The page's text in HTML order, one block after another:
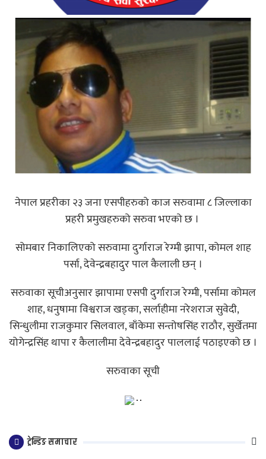
नेपाल प्रहरीका २३ जना एसपीहरुको काज सरुवामा ८ जिल्लाका
प्रहरी प्रमुखहरुको सरुवा भएको छ ।
सोमबार निकालिएको सरुवामा दुर्गाराज रेग्मी झापा, कोमल शाह
पर्सा, देवेन्द्रबहादुर पाल कैलाली छन् ।
सरुवाका सूचीअनुसार झापामा एसपी दुर्गाराज रेग्मी, पर्सामा कोमल
शाह, धनुषामा विश्वराज खड्का, सर्लाहीमा नरेशराज सुवेदी,
सिन्धुलीमा राजकुमार सिलवाल, बाँकेमा सन्तोषसिंह राठौर, सुर्खेतमा
योगेन्द्रसिंह थापा र कैलालीमा देवेन्द्रबहादुर पाललाई पठाइएको छ ।
सरुवाका सूची
ट्रेन्डिङ समाचार